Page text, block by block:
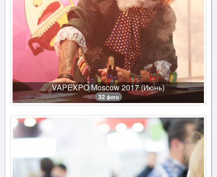
VAPEXPO Moscow 2017 (Июнь)
32 фото